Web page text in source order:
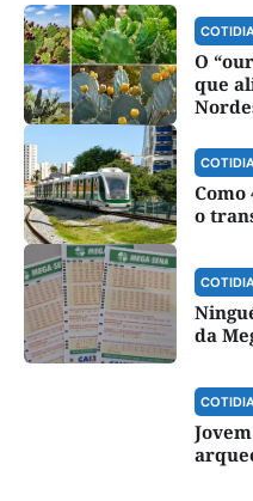
O
que
Como
o
da